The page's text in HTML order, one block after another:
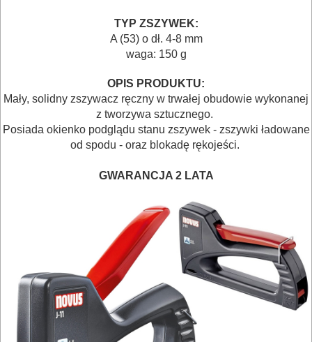
GLAZURNICZE
URZĄDZENIA
BUDOWLANE
MASZYNY
NARZĘDZIA
OBRÓBKA
METALU
WARSZTATOWE
TYP ZSZYWEK:
A (53) o dł. 4-8 mm
waga: 150 g
OPIS PRODUKTU:
Mały, solidny zszywacz ręczny w trwałej obudowie wykonanej
z tworzywa sztucznego.
Posiada okienko podglądu stanu zszywek - zszywki ładowane
od spodu - oraz blokadę rękojeści.
GWARANCJA 2 LATA